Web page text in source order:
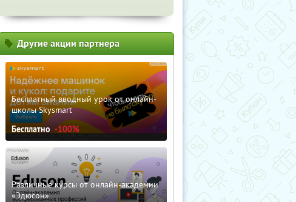
Другие акции партнера
Бесплатный вводный урок от онлайн-
школы Skysmart
Бесплатно -100%
Различные курсы от онлайн-академии
«Эдюсон»